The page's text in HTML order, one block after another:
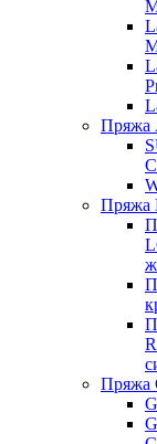
Пряжа
Пряжа
Пряжа